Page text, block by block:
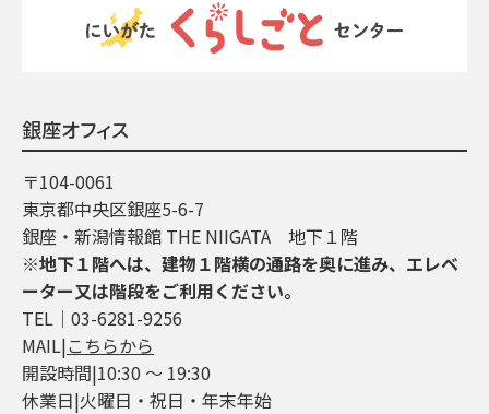
銀座オフィス
〒104-0061
東京都中央区銀座5-6-7
銀座・新潟情報館 THE NIIGATA 地下１階
※地下１階へは、建物１階横の通路を奥に進み、エレベ
ーター又は階段をご利用ください。
TEL│03-6281-9256
MAIL|こちらから
開設時間|10:30 ～ 19:30
休業日|火曜日・祝日・年末年始